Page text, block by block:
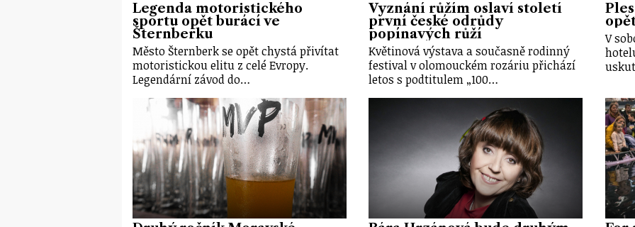
Legenda motoristického
sportu opět burácí ve
Šternberku
Město Šternberk se opět chystá přivítat
motoristickou elitu z celé Evropy.
Legendární závod do…
Vyznání růžím oslaví století
první české odrůdy
popínavých růží
Květinová výstava a současně rodinný
festival v olomouckém rozáriu přichází
letos s podtitulem „100…
V